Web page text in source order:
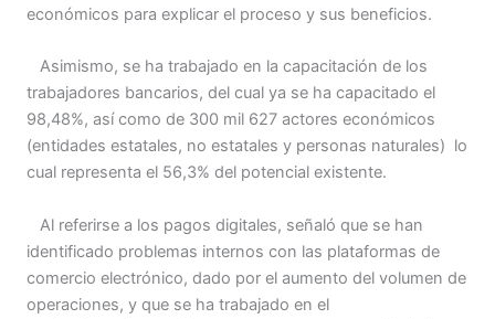
económicos para explicar el proceso y sus beneficios.
Asimismo, se ha trabajado en la capacitación de los
trabajadores bancarios, del cual ya se ha capacitado el
98,48%, así como de 300 mil 627 actores económicos
(entidades estatales, no estatales y personas naturales) lo
cual representa el 56,3% del potencial existente.
Al referirse a los pagos digitales, señaló que se han
identificado problemas internos con las plataformas de
comercio electrónico, dado por el aumento del volumen de
operaciones, y que se ha trabajado en el